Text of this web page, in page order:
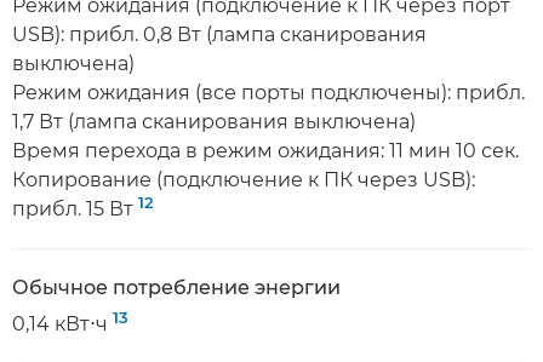
Режим ожидания (подключение к ПК через порт
USB): прибл. 0,8 Вт (лампа сканирования
выключена)
Режим ожидания (все порты подключены): прибл.
1,7 Вт (лампа сканирования выключена)
Время перехода в режим ожидания: 11 мин 10 сек.
Копирование (подключение к ПК через USB):
прибл. 15 Вт 12
Обычное потребление энергии
0,14 кВт⋅ч 13